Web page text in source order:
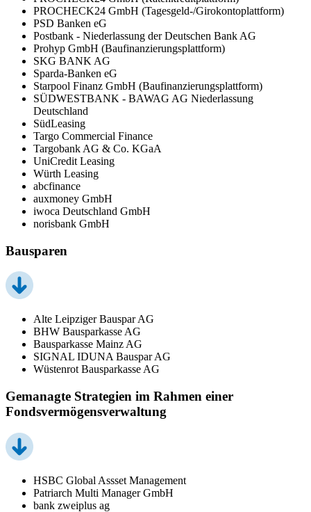
PROCHECK24 GmbH (Tagesgeld-/Girokontoplattform)
PSD Banken eG
Postbank - Niederlassung der Deutschen Bank AG
Prohyp GmbH (Baufinanzierungsplattform)
SKG BANK AG
Sparda-Banken eG
Starpool Finanz GmbH (Baufinanzierungsplattform)
SÜDWESTBANK - BAWAG AG Niederlassung
Deutschland
SüdLeasing
Targo Commercial Finance
Targobank AG & Co. KGaA
UniCredit Leasing
Würth Leasing
abcfinance
auxmoney GmbH
iwoca Deutschland GmbH
norisbank GmbH
Bausparen
Alte Leipziger Bauspar AG
BHW Bausparkasse AG
Bausparkasse Mainz AG
SIGNAL IDUNA Bauspar AG
Wüstenrot Bausparkasse AG
Gemanagte Strategien im Rahmen einer
Fondsvermögensverwaltung
HSBC Global Assset Management
Patriarch Multi Manager GmbH
bank zweiplus ag